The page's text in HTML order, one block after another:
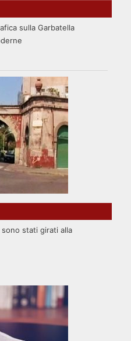
sulla Garbatella
stati girati alla